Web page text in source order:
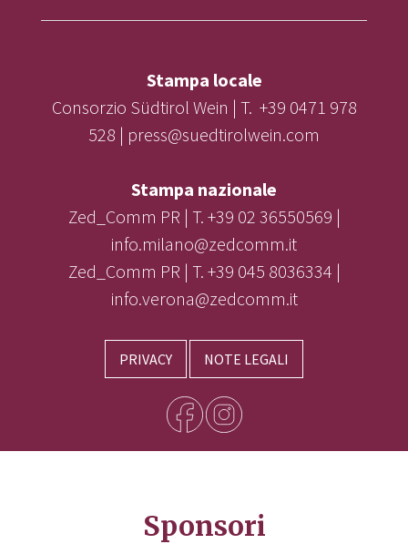
Stampa locale
Consorzio Südtirol Wein | T. +39 0471 978
528 | press@suedtirolwein.com
Stampa nazionale
Zed_Comm PR | T. +39 02 36550569 |
info.milano@zedcomm.it
Zed_Comm PR | T. +39 045 8036334 |
info.verona@zedcomm.it
PRIVACY NOTE LEGALI
Sponsori